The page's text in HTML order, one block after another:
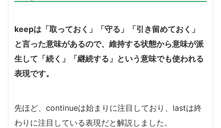
keepは「取っておく」「守る」「引き留めておく」
と言った意味があるので、維持する状態から意味が派
生して「続く」「継続する」という意味でも使われる
表現です。
先ほど、continueは始まりに注目しており、lastは終
わりに注目している表現だと解説しました。